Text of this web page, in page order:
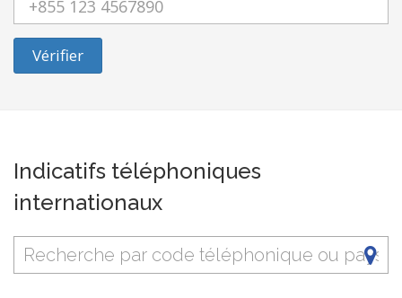
Vérifier
Indicatifs téléphoniques
internationaux